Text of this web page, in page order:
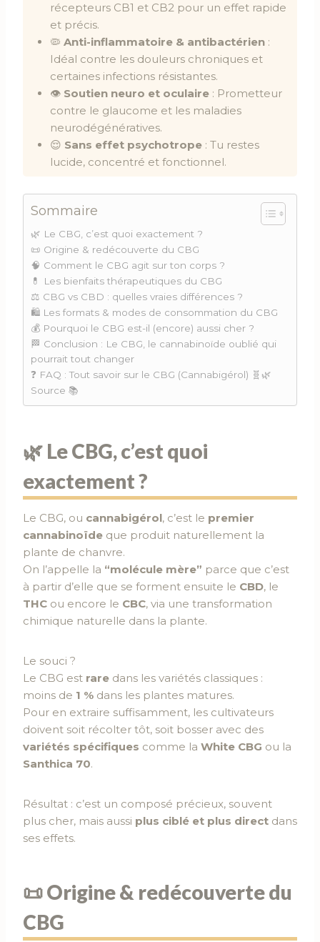
récepteurs CB1 et CB2 pour un effet rapide
et précis.
🦠 Anti-inflammatoire & antibactérien :
Idéal contre les douleurs chroniques et
certaines infections résistantes.
👁 Soutien neuro et oculaire : Prometteur
contre le glaucome et les maladies
neurodégénératives.
😌 Sans effet psychotrope : Tu restes
lucide, concentré et fonctionnel.
Sommaire
🌿 Le CBG, c’est quoi exactement ?
📜 Origine & redécouverte du CBG
🧠 Comment le CBG agit sur ton corps ?
💊 Les bienfaits thérapeutiques du CBG
⚖️ CBG vs CBD : quelles vraies différences ?
🛍️ Les formats & modes de consommation du CBG
💰 Pourquoi le CBG est-il (encore) aussi cher ?
🏁 Conclusion : Le CBG, le cannabinoïde oublié qui
pourrait tout changer
❓ FAQ : Tout savoir sur le CBG (Cannabigérol) 🧬🌿
Source 📚
🌿 Le CBG, c’est quoi
exactement ?
Le CBG, ou cannabigérol, c’est le premier
cannabinoïde que produit naturellement la
plante de chanvre.
On l’appelle la “molécule mère” parce que c’est
à partir d’elle que se forment ensuite le CBD, le
THC ou encore le CBC, via une transformation
chimique naturelle dans la plante.
Le souci ?
Le CBG est rare dans les variétés classiques :
moins de 1 % dans les plantes matures.
Pour en extraire suffisamment, les cultivateurs
doivent soit récolter tôt, soit bosser avec des
variétés spécifiques comme la White CBG ou la
Santhica 70.
Résultat : c’est un composé précieux, souvent
plus cher, mais aussi plus ciblé et plus direct dans
ses effets.
📜 Origine & redécouverte du
CBG